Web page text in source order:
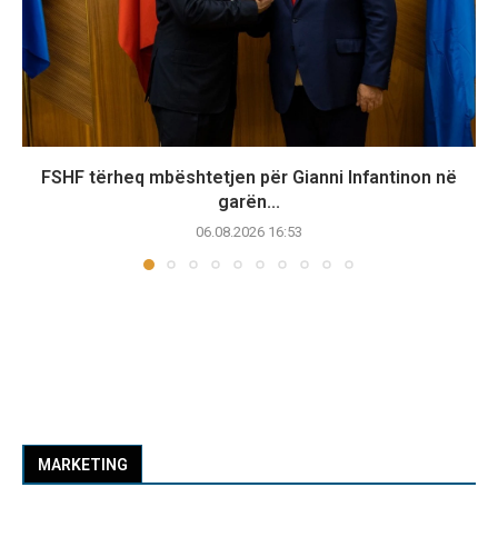
FSHF tërheq mbështetjen për Gianni Infantinon në
garën...
06.08.2026 16:53
MARKETING